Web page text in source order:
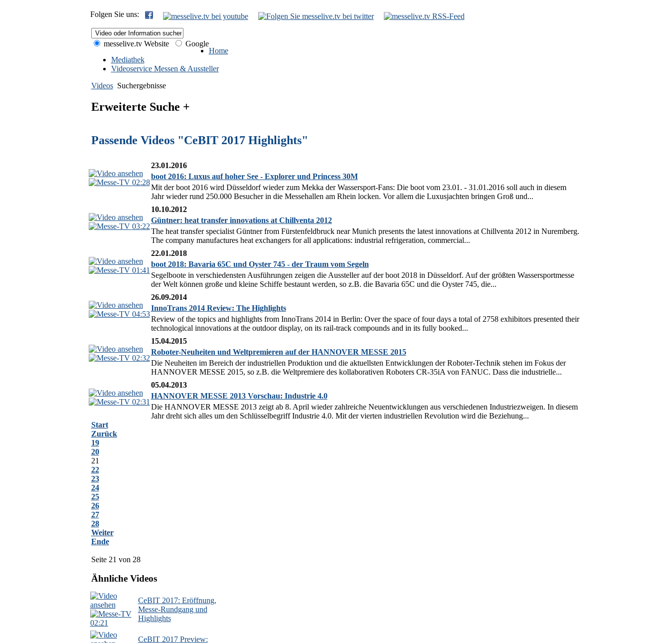
Folgen Sie uns:
messelive.tv Website
Google
Home
Mediathek
Videoservice Messen & Aussteller
Videos Suchergebnisse
Erweiterte Suche +
Passende Videos "CeBIT 2017 Highlights"
02:28
23.01.2016
boot 2016: Luxus auf hoher See - Explorer und Princess 30M
Mit der boot 2016 wird Düsseldorf wieder zum Mekka der Wassersport-Fans: Die boot vom 23.01. - 31.01.2016 soll auch in diesem
Jahr wieder rund 250.000 Besucher in die Messehallen am Rhein locken. Vor allem die Luxusjachten bringen Groß und...
03:22
10.10.2012
Güntner: heat transfer innovations at Chillventa 2012
The heat transfer specialist Güntner from Fürstenfeldbruck near Munich presents the latest innovations at Chillventa 2012 in Nuremberg.
The company manufactures heat exchangers for all applications: industrial refrigeration, commercial...
01:41
22.01.2018
boot 2018: Bavaria 65C und Oyster 745 - der Traum vom Segeln
Segelboote in verschiedensten Ausführungen zeigen die Aussteller auf der boot 2018 in Düsseldorf. Auf der größten Wassersportmesse
der Welt können große und kleine Schiffe bestaunt werden, so z.B. die Bavaria 65C und die Oyster 745, die...
04:53
26.09.2014
InnoTrans 2014 Review: The Highlights
Review of the topics and highlights from InnoTrans 2014 in Berlin: Over the space of four days a total of 2758 exhibitors presented their
technological innovations at the outdoor display, on its rail-track compounds and in its fully booked...
02:32
15.04.2015
Roboter-Neuheiten und Weltpremieren auf der HANNOVER MESSE 2015
Die Neuheiten im Bereich der industriellen Produktion und die aktuellsten Entwicklungen der Roboter-Technik stehen im Fokus der
HANNOVER MESSE 2015, so z.B. die Weltpremiere des kollaborativen Roboters CR-35iA von FANUC. Dass die industrielle...
02:31
05.04.2013
HANNOVER MESSE 2013 Vorschau: Industrie 4.0
Die HANNOVER MESSE 2013 zeigt ab 8. April wieder zahlreiche Neuentwicklungen aus verschiedenen Industriezweigen. In diesem
Jahr dreht sich alles um den Schlüsselbegriff Industrie 4.0. Mit der vierten industriellen Revolution wird die Beziehung...
Start
Zurück
19
20
21
22
23
24
25
26
27
28
Weiter
Ende
Seite 21 von 28
Ähnliche Videos
02:21
CeBIT 2017: Eröffnung,
Messe-Rundgang und
Highlights
CeBIT 2017 Preview: